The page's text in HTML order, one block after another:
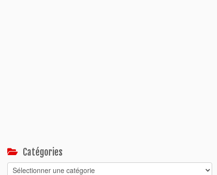
Catégories
Catégories